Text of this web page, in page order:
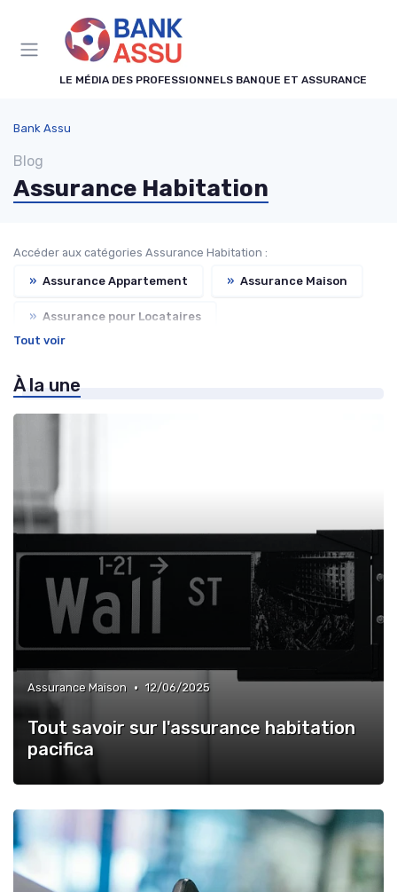
LE MÉDIA DES PROFESSIONNELS BANQUE ET ASSURANCE
Bank Assu
Blog
Assurance Habitation
Accéder aux catégories Assurance Habitation :
» Assurance Appartement » Assurance Maison
» Assurance pour Locataires
» Assurance Résidence Secondaire
Tout voir
À la une
Assurance Maison • 12/06/2025
Tout savoir sur l'assurance habitation
pacifica